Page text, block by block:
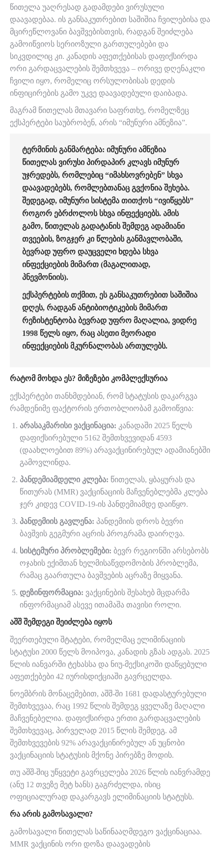
წითელა უაღრესად გადამდები ვირუსული
დაავადებაა. ის განსაკუთრებით საშიშია ჩვილებისა და
მცირეწლოვანი ბავშვებისთვის, რადგან შეიძლება
გამოიწვიოს სერიოზული გართულებები და
სიკვდილიც კი. კანადის აფეთქებისას დაფიქსირდა
ორი გარდაცვალების შემთხვევა – ორივე დღენაკლი
ჩვილი იყო, რომელიც ორსულობისას დედის
ინფიცირების გამო უკვე დაავადებული დაიბადა.
მაგრამ წითელას მთავარი საფრთხე, რომელზეც
ექსპერტები საუბრობენ, არის “იმუნური ამნეზია”.
ᲢᲔᲠᲛᲘᲜᲘᲡ ᲒᲐᲜᲛᲐᲠᲢᲔᲑᲐ: ᲘᲛᲣᲜᲣᲠᲘ ᲐᲛᲜᲔᲖᲘᲐ
ᲬᲘᲗᲔᲚᲐᲡ ᲕᲘᲠᲣᲡᲘ ᲞᲘᲠᲓᲐᲞᲘᲠ ᲙᲚᲐᲕᲡ ᲘᲛᲣᲜᲣᲠ
ᲣᲯᲠᲔᲓᲔᲑᲡ, ᲠᲝᲛᲚᲔᲑᲘᲪ “ᲘᲛᲐᲮᲡᲝᲕᲠᲔᲑᲔᲜ” ᲡᲮᲕᲐ
ᲓᲐᲐᲕᲐᲓᲔᲑᲔᲑᲡ, ᲠᲝᲛᲚᲔᲑᲗᲐᲜᲐᲪ ᲒᲕᲥᲝᲜᲘᲐ ᲨᲔᲮᲔᲑᲐ.
ᲨᲔᲓᲔᲒᲐᲓ, ᲘᲛᲣᲜᲣᲠᲘ ᲡᲘᲡᲢᲔᲛᲐ ᲗᲘᲗᲥᲝᲡ “ᲘᲕᲘᲬᲧᲔᲑᲡ”
ᲠᲝᲒᲝᲠ ᲔᲑᲠᲫᲝᲚᲝᲡ ᲡᲮᲕᲐ ᲘᲜᲤᲔᲥᲪᲘᲔᲑᲡ. ᲐᲛᲘᲡ
ᲒᲐᲛᲝ, ᲬᲘᲗᲔᲚᲐᲡ ᲒᲐᲓᲐᲢᲐᲜᲘᲡ ᲨᲔᲛᲓᲔᲒ ᲐᲓᲐᲛᲘᲐᲜᲘ
ᲗᲕᲔᲔᲑᲘᲡ, ᲖᲝᲒᲯᲔᲠ ᲙᲘ ᲬᲚᲔᲑᲘᲡ ᲒᲐᲜᲛᲐᲕᲚᲝᲑᲐᲨᲘ,
ᲑᲔᲕᲠᲐᲓ ᲣᲤᲠᲝ ᲓᲐᲣᲪᲕᲔᲚᲘ ᲮᲓᲔᲑᲐ ᲡᲮᲕᲐ
ᲘᲜᲤᲔᲥᲪᲘᲔᲑᲘᲡ ᲛᲘᲛᲐᲠᲗ (ᲛᲐᲒᲐᲚᲘᲗᲐᲓ,
ᲞᲜᲔᲕᲛᲝᲜᲘᲘᲡ).
ᲔᲥᲡᲞᲔᲠᲢᲔᲑᲘᲡ ᲗᲥᲛᲘᲗ, ᲔᲡ ᲒᲐᲜᲡᲐᲙᲣᲗᲠᲔᲑᲘᲗ ᲡᲐᲨᲘᲨᲘᲐ
ᲓᲦᲔᲡ, ᲠᲐᲓᲒᲐᲜ ᲐᲜᲢᲘᲑᲘᲝᲢᲘᲙᲔᲑᲘᲡ ᲛᲘᲛᲐᲠᲗ
ᲠᲔᲖᲘᲡᲢᲔᲜᲢᲝᲑᲐ ᲑᲔᲕᲠᲐᲓ ᲣᲤᲠᲝ ᲛᲐᲦᲐᲚᲘᲐ, ᲕᲘᲓᲠᲔ
1998 ᲬᲔᲚᲡ ᲘᲧᲝ, ᲠᲐᲪ ᲐᲡᲔᲗᲘ ᲛᲔᲝᲠᲐᲓᲘ
ᲘᲜᲤᲔᲥᲪᲘᲔᲑᲘᲡ ᲛᲙᲣᲠᲜᲐᲚᲝᲑᲐᲡ ᲐᲠᲗᲣᲚᲔᲑᲡ.
ᲠᲐᲢᲝᲛ ᲛᲝᲮᲓᲐ ᲔᲡ? ᲛᲘᲖᲔᲖᲔᲑᲘ ᲙᲝᲛᲞᲚᲔᲥᲡᲣᲠᲘᲐ
ექსპერტები თანხმდებიან, რომ სტატუსის დაკარგვა
რამდენიმე ფაქტორის ერთობლიობამ გამოიწვია:
არასაკმარისი ვაქცინაცია: კანადაში 2025 წელს
დაფიქსირებული 5162 შემთხვევიდან 4593
(დაახლოებით 89%) არავაქცინირებულ ადამიანებში
გამოვლინდა.
პანდემიამდელი კლება: წითელას, ყბაყურას და
წითურას (MMR) ვაქცინაციის მაჩვენებლებმა კლება
ჯერ კიდევ COVID-19-ის პანდემიამდე დაიწყო.
პანდემიის გავლენა: პანდემიის დროს ბევრი
ბავშვის გეგმური აცრის პროგრამა დაირღვა.
სისტემური პრობლემები: ბევრ რეგიონში არსებობს
ოჯახის ექიმთან ხელმისაწვდომობის პრობლემა,
რამაც გაართულა ბავშვების აცრაზე მიყვანა.
დეზინფორმაცია: ვაქცინების შესახებ მცდარმა
ინფორმაციამ ასევე ითამაშა თავისი როლი.
ᲐᲨᲨ ᲨᲔᲛᲓᲔᲒᲘ ᲨᲔᲘᲫᲚᲔᲑᲐ ᲘᲧᲝᲡ
შეერთებული შტატები, რომელმაც ელიმინაციის
სტატუსი 2000 წელს მოიპოვა, კანადის გზას ადგას. 2025
წლის იანვარში ტეხასსა და ნიუ-მექსიკოში დაწყებული
აფეთქებები 42 იურისდიქციაში გავრცელდა.
ნოემბრის მონაცემებით, აშშ-ში 1681 დადასტურებული
შემთხვევაა, რაც 1992 წლის შემდეგ ყველაზე მაღალი
მაჩვენებელია. დაფიქსირდა ერთი გარდაცვალების
შემთხვევაც, პირველად 2015 წლის შემდეგ. ამ
შემთხვევების 92% არავაქცინირებულ ან უცნობი
ვაქცინაციის სტატუსის მქონე პირებზე მოდის.
თუ აშშ-შიც უწყვეტი გავრცელება 2026 წლის იანვრამდე
(ანუ 12 თვეზე მეტ ხანს) გაგრძელდა, ისიც
ოფიციალურად დაკარგავს ელიმინაციის სტატუსს.
ᲠᲐ ᲐᲠᲘᲡ ᲒᲐᲛᲝᲡᲐᲕᲐᲚᲘ?
გამოსავალი წითელას საწინააღმდეგო ვაქცინაციაა.
MMR ვაქცინის ორი დოზა დაავადების